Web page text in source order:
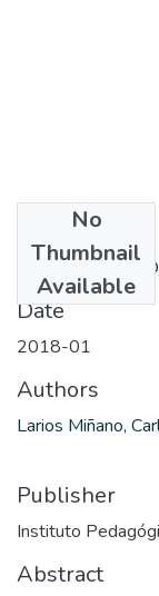
No
Thumbnail
Available
LARIOS
Date
2018-01
Authors
Larios Miñano,
Publisher
Instituto
Abstract